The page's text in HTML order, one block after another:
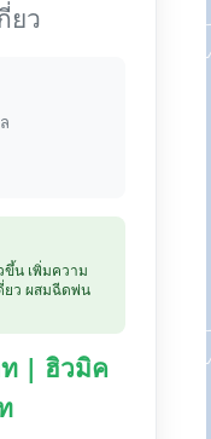
ยว
ขึ้น เพิ่มความ
ยว ผสมฉีดพ่น
ท | ฮิวมิค